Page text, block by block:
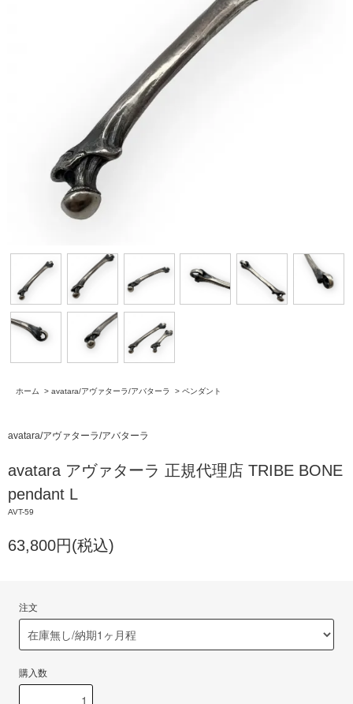
ホーム > avatara/アヴァターラ/アバターラ > ペンダント
avatara/アヴァターラ/アバターラ
avatara アヴァターラ 正規代理店 TRIBE BONE
pendant L
AVT-59
63,800円(税込)
注文
購入数